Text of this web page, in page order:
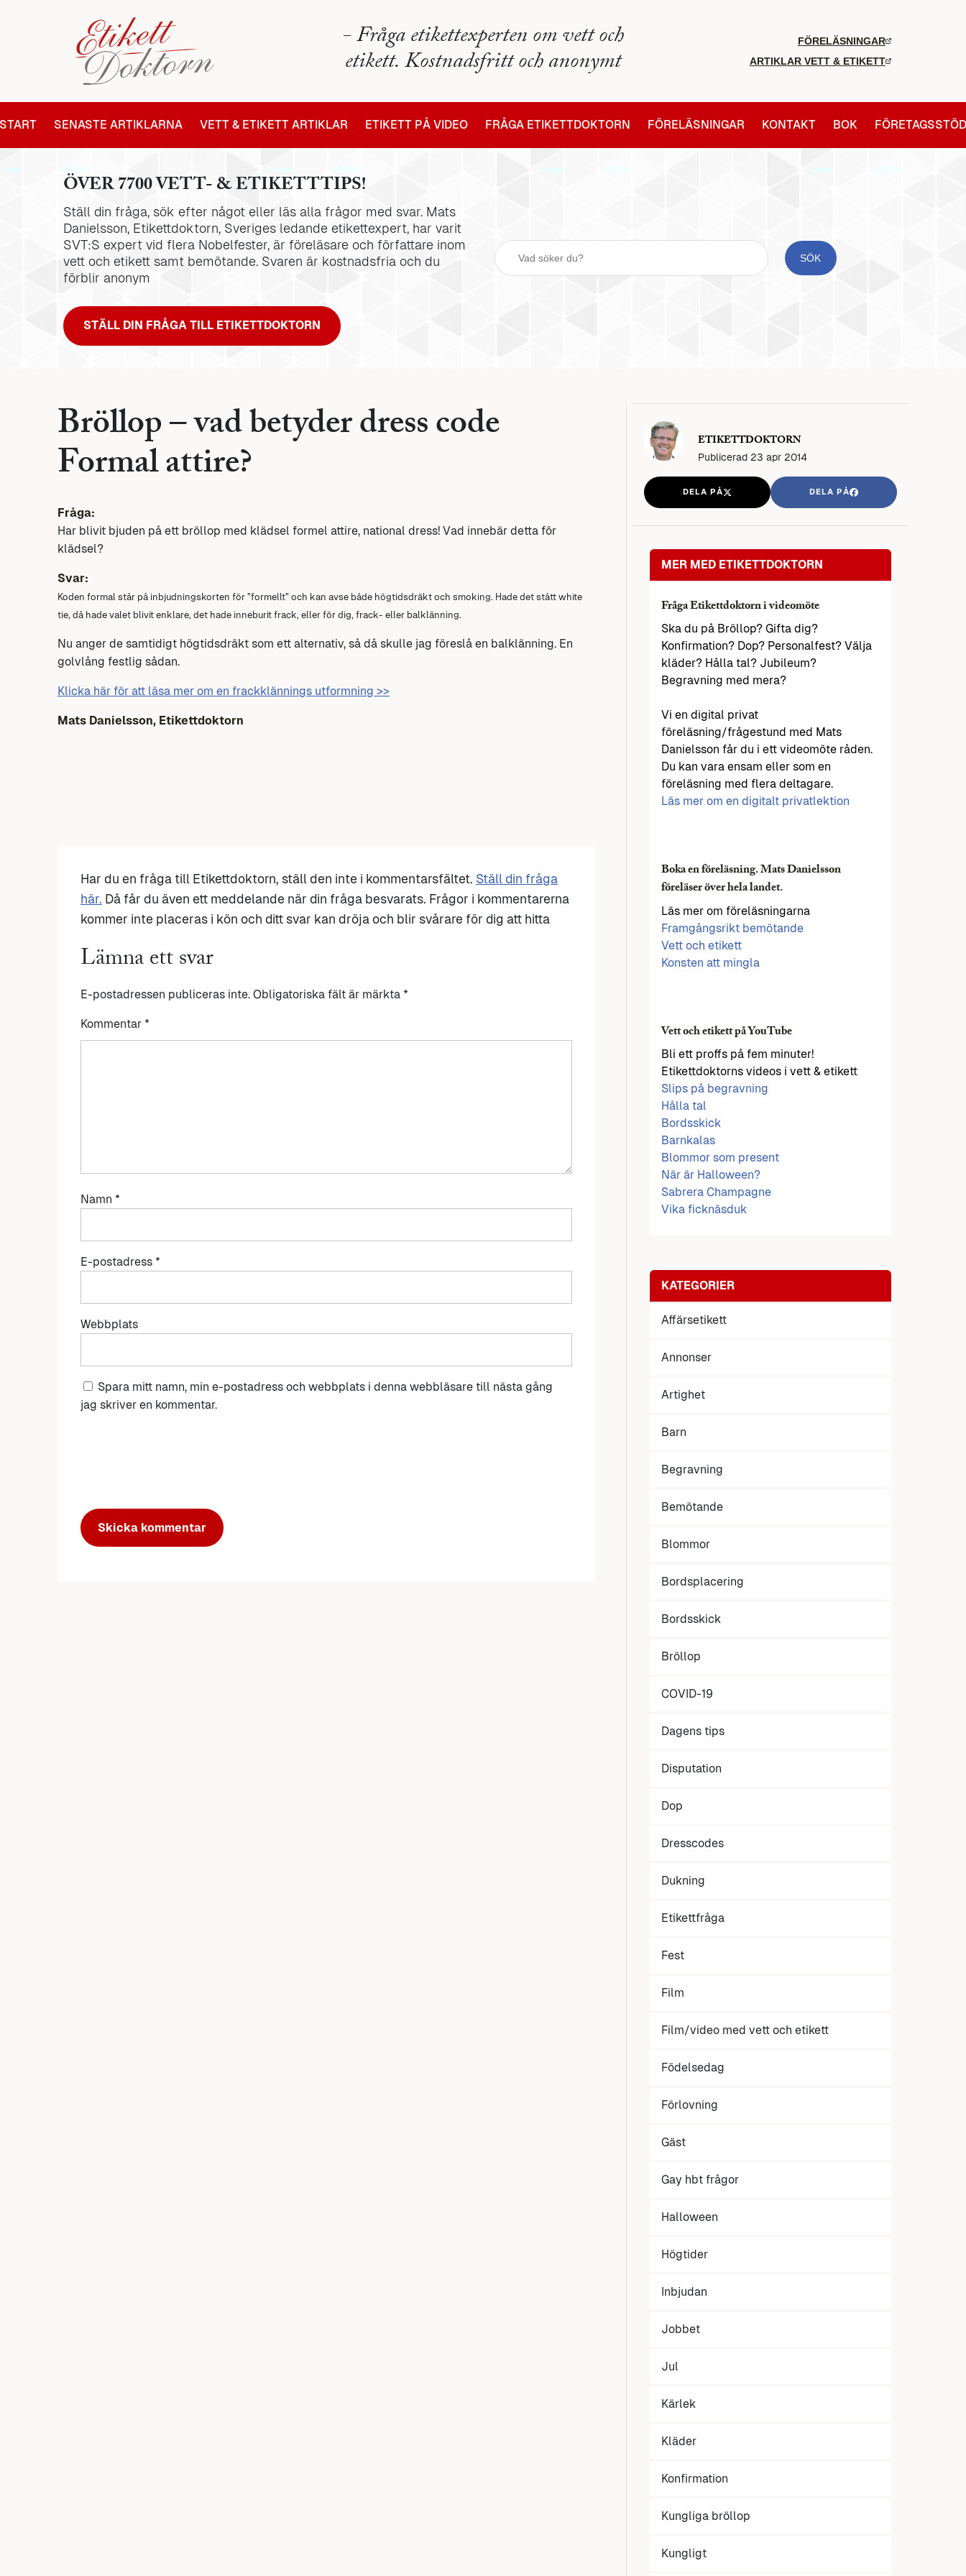
- Fråga etikettexperten om vett och
etikett. Kostnadsfritt och anonymt
FÖRELÄSNINGAR
ARTIKLAR VETT & ETIKETT
START SENASTE ARTIKLARNA VETT & ETIKETT ARTIKLAR ETIKETT PÅ VIDEO FRÅGA ETIKETTDOKTORN FÖRELÄSNINGAR KONTAKT BOK FÖRETAGSSTÖD
ÖVER 7700 VETT- & ETIKETTTIPS!
Ställ din fråga, sök efter något eller läs alla frågor med svar. Mats
Danielsson, Etikettdoktorn, Sveriges ledande etikettexpert, har varit
SVT:S expert vid flera Nobelfester, är föreläsare och författare inom
vett och etikett samt bemötande. Svaren är kostnadsfria och du
förblir anonym
STÄLL DIN FRÅGA TILL ETIKETTDOKTORN
Bröllop – vad betyder dress code
Formal attire?
Fråga:
Har blivit bjuden på ett bröllop med klädsel formel attire, national dress! Vad innebär detta för
klädsel?
Svar:
Koden formal står på inbjudningskorten för ”formellt” och kan avse både högtidsdräkt och smoking. Hade det stått white
tie, då hade valet blivit enklare, det hade inneburit frack, eller för dig, frack- eller balklänning.
Nu anger de samtidigt högtidsdräkt som ett alternativ, så då skulle jag föreslå en balklänning. En
golvlång festlig sådan.
Klicka här för att läsa mer om en frackklännings utformning >>
Mats Danielsson, Etikettdoktorn
Har du en fråga till Etikettdoktorn, ställ den inte i kommentarsfältet. Ställ din fråga
här. Då får du även ett meddelande när din fråga besvarats. Frågor i kommentarerna
kommer inte placeras i kön och ditt svar kan dröja och blir svårare för dig att hitta
Lämna ett svar
E-postadressen publiceras inte. Obligatoriska fält är märkta *
Kommentar *
Namn *
E-postadress *
Webbplats
Spara mitt namn, min e-postadress och webbplats i denna webbläsare till nästa gång
jag skriver en kommentar.
ETIKETTDOKTORN
Publicerad 23 apr 2014
DELA PÅ DELA PÅ
MER MED ETIKETTDOKTORN
Fråga Etikettdoktorn i videomöte
Ska du på Bröllop? Gifta dig?
Konfirmation? Dop? Personalfest? Välja
kläder? Hålla tal? Jubileum?
Begravning med mera?
Vi en digital privat
föreläsning/frågestund med Mats
Danielsson får du i ett videomöte råden.
Du kan vara ensam eller som en
föreläsning med flera deltagare.
Läs mer om en digitalt privatlektion
Boka en föreläsning. Mats Danielsson
föreläser över hela landet.
Läs mer om föreläsningarna
Framgångsrikt bemötande
Vett och etikett
Konsten att mingla
Vett och etikett på YouTube
Bli ett proffs på fem minuter!
Etikettdoktorns videos i vett & etikett
Slips på begravning
Hålla tal
Bordsskick
Barnkalas
Blommor som present
När är Halloween?
Sabrera Champagne
Vika ficknäsduk
KATEGORIER
Affärsetikett
Annonser
Artighet
Barn
Begravning
Bemötande
Blommor
Bordsplacering
Bordsskick
Bröllop
COVID-19
Dagens tips
Disputation
Dop
Dresscodes
Dukning
Etikettfråga
Fest
Film
Film/video med vett och etikett
Födelsedag
Förlovning
Gäst
Gay hbt frågor
Halloween
Högtider
Inbjudan
Jobbet
Jul
Kärlek
Kläder
Konfirmation
Kungliga bröllop
Kungligt